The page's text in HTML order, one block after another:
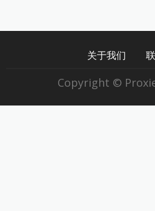
关于我们
Copyright ©